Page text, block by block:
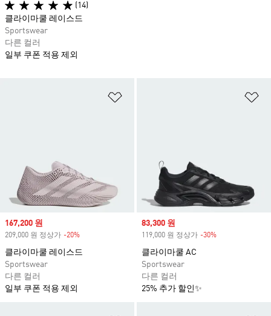
Sale price
167,200 원
209,000 원 정상가 -20%
클라이마쿨 레이스드
Sportswear
다른 컬러
일부 쿠폰 적용 제외
Sale price
83,300 원
119,000 원 정상가 -30%
클라이마쿨 AC
Sportswear
다른 컬러
25% 추가 할인✨
(14)
클라이마쿨 레이스드
Sportswear
다른 컬러
일부 쿠폰 적용 제외